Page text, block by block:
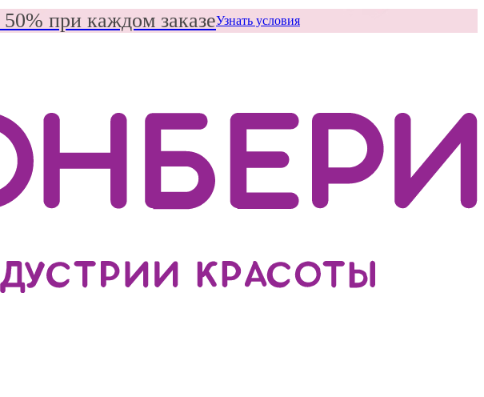
при каждом заказеУзнать условия